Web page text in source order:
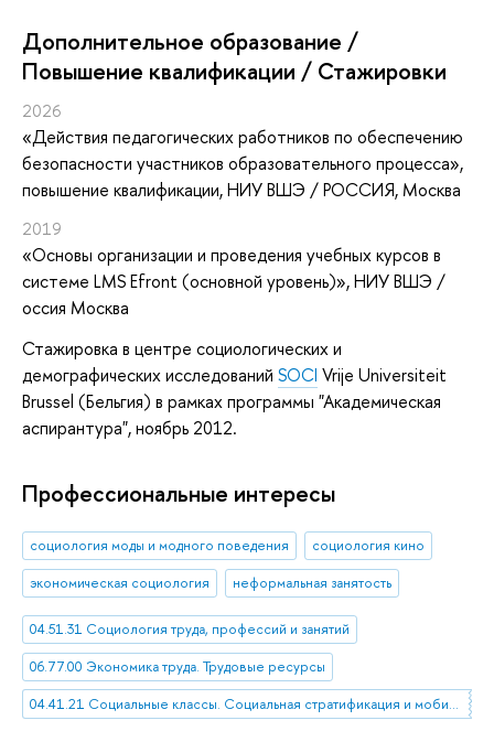
Дополнительное образование /
Повышение квалификации / Стажировки
2026
«Действия педагогических работников по обеспечению
безопасности участников образовательного процесса»,
повышение квалификации, НИУ ВШЭ / РОССИЯ, Москва
2019
«Основы организации и проведения учебных курсов в
системе LMS Efront (основной уровень)», НИУ ВШЭ /
оссия Москва
Стажировка в центре социологических и
демографических исследований SOCI Vrije Universiteit
Brussel (Бельгия) в рамках программы "Академическая
аспирантура", ноябрь 2012.
Профессиональные интересы
социология моды и модного поведения
социология кино
экономическая социология
неформальная занятость
04.51.31 Социология труда, профессий и занятий
06.77.00 Экономика труда. Трудовые ресурсы
04.41.21 Социальные классы. Социальная стратификация и мобильность